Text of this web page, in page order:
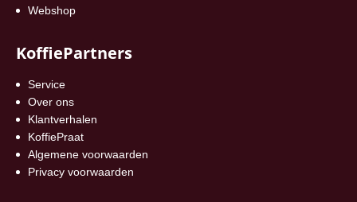
Webshop
KoffiePartners
Service
Over ons
Klantverhalen
KoffiePraat
Algemene voorwaarden
Privacy voorwaarden